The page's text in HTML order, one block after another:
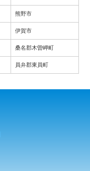
熊野市
伊賀市
桑名郡木曽岬町
員弁郡東員町